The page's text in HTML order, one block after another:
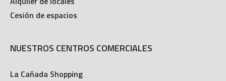
Cesión de espacios
NUESTROS CENTROS COMERCIALES
La Cañada Shopping